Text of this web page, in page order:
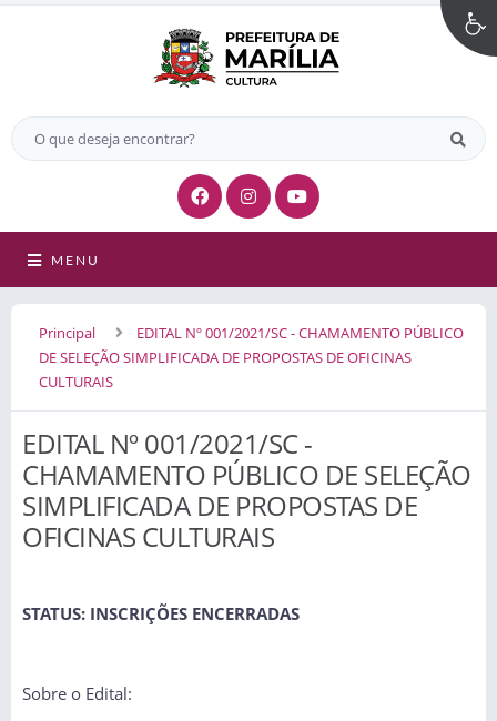
MENU
Principal
EDITAL Nº 001/2021/SC - CHAMAMENTO PÚBLICO
DE SELEÇÃO SIMPLIFICADA DE PROPOSTAS DE OFICINAS
CULTURAIS
EDITAL Nº 001/2021/SC -
CHAMAMENTO PÚBLICO DE SELEÇÃO
SIMPLIFICADA DE PROPOSTAS DE
OFICINAS CULTURAIS
STATUS: INSCRIÇÕES ENCERRADAS
Sobre o Edital: